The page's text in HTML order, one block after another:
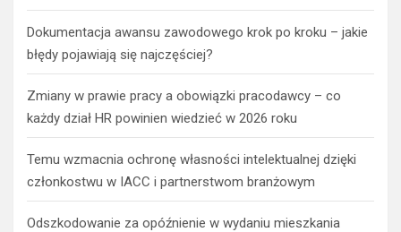
Dokumentacja awansu zawodowego krok po kroku – jakie
błędy pojawiają się najczęściej?
Zmiany w prawie pracy a obowiązki pracodawcy – co
każdy dział HR powinien wiedzieć w 2026 roku
Temu wzmacnia ochronę własności intelektualnej dzięki
członkostwu w IACC i partnerstwom branżowym
Odszkodowanie za opóźnienie w wydaniu mieszkania